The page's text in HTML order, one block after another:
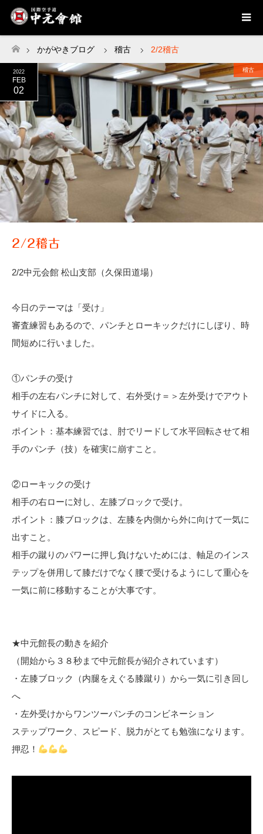
ホーム
かがやきブログ 稽古 2/2稽古
2022
FEB
02
稽古
2/2稽古
2/2中元会館 松山支部（久保田道場）
今日のテーマは「受け」
審査練習もあるので、パンチとローキックだけにしぼり、時
間短めに行いました。
①パンチの受け
相手の左右パンチに対して、右外受け＝＞左外受けでアウト
サイドに入る。
ポイント：基本練習では、肘でリードして水平回転させて相
手のパンチ（技）を確実に崩すこと。
②ローキックの受け
相手の右ローに対し、左膝ブロックで受け。
ポイント：膝ブロックは、左膝を内側から外に向けて一気に
出すこと。
相手の蹴りのパワーに押し負けないためには、軸足のインス
テップを併用して膝だけでなく腰で受けるようにして重心を
一気に前に移動することが大事です。
★中元館長の動きを紹介
（開始から３８秒まで中元館長が紹介されています）
・左膝ブロック（内腿をえぐる膝蹴り）から一気に引き回し
へ
・左外受けからワンツーパンチのコンビネーション
ステップワーク、スピード、脱力がとても勉強になります。
押忍！